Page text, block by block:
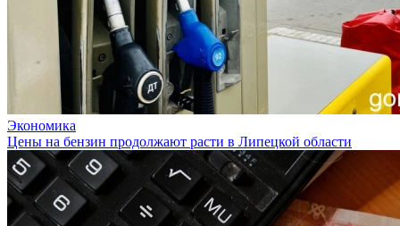
Экономика
Цены на бензин продолжают расти в Липецкой области